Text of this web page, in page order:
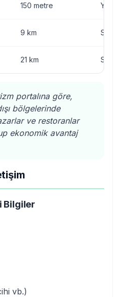
150 metre
9 km
21 km
portalına göre,
bölgelerinde
ve restoranlar
ekonomik avantaj
Bilgiler
vb.)